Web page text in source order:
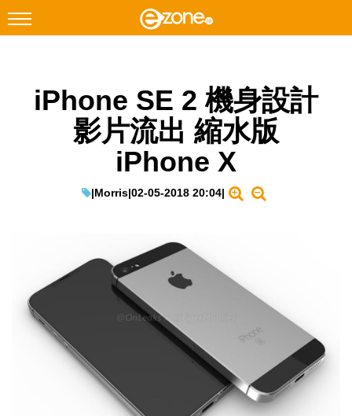
Facebook Instagram
IT Times
生成式AI與雲端應用
Enterprise Digital Transformation
iPhone SE 2 機身設計
影片流出 縮水版
iPhone X
|Morris|02-05-2018 20:04|